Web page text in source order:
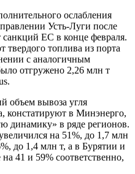
ослабления
Усть-Луги после
ЕС в конце февраля.
твердого топлива из порта
с аналогичным
отгружено 2,26 млн т
объем вывоза угля
констатируют в Минэнерго,
динамику» в ряде регионов.
на 51%, до 1,7 млн
до 1,4 млн т, а в Бурятии и
41 и 59% соответственно,